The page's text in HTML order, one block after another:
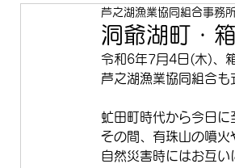
洞爺湖町・
芦之湖漁業協同組合事務
令和6年7月4日(木)、
芦之湖漁業協同組合
虻田町時代から今日
その間、有珠山の噴
自然災害時にはお互